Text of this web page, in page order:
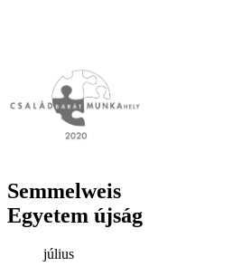
Semmelweis
Egyetem újság
július